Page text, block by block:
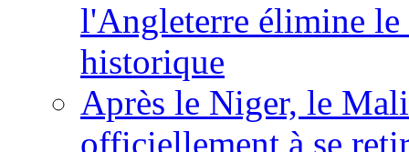
l'Angleterre élimine
historique
Après le Niger, le
officiellement à se